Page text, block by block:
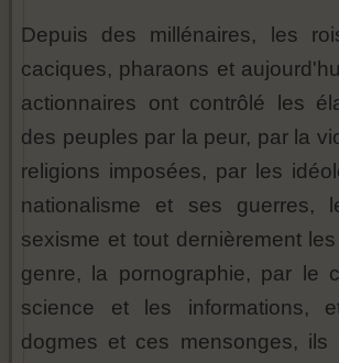
Depuis des millénaires, les
caciques, pharaons et
actionnaires ont contrôlé les
des peuples par la peur, par la
religions imposées, par les
nationalisme et ses guerres,
sexisme et tout dernièrement
genre, la pornographie, par le
science et les informations,
dogmes et ces mensonges, ils